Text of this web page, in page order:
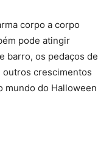
corpo a corpo
pode atingir
barro, os pedaços de
outros crescimentos
mundo do Halloween